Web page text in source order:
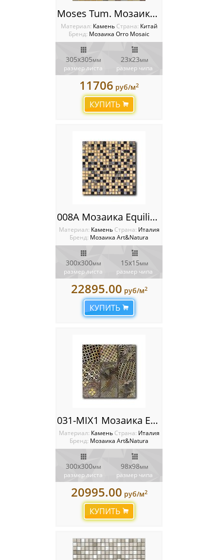
Moses Tum. Мозаика Orro Mosaic
Материал: Камень Cтрана: Китай
Бренд: Мозаика Orro Mosaic
305х305мм
размер листа
23х23мм
размер чипа
11706 руб/м2
КУПИТЬ
008A Мозаика Equilibrio
Материал: Камень Cтрана: Италия
Бренд: Мозаика Art&Natura
300x300мм
размер листа
15x15мм
размер чипа
22895.00 руб/м2
КУПИТЬ
031-MIX1 Мозаика Equilibrio
Материал: Камень Cтрана: Италия
Бренд: Мозаика Art&Natura
300x300мм
размер листа
98x98мм
размер чипа
20995.00 руб/м2
КУПИТЬ